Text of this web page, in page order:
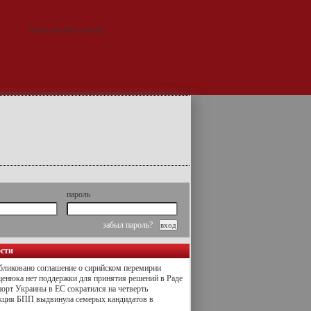
пароль
забыл пароль?
соглашение о сирийском перемирии
нет поддержки для принятия решений в Раде
Украины в ЕС сократился на четверть
БПП выдвинула семерых кандидатов в